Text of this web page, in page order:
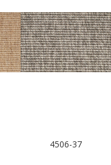
4506-37